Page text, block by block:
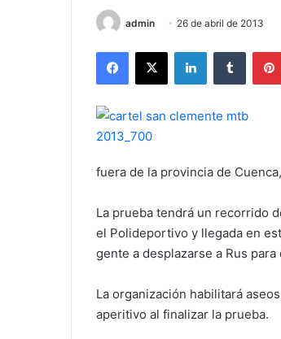
admin 26 de abril de 2013
fuera de la provincia de
La prueba tendrá un recorrido
el Polideportivo y llegada en
gente a desplazarse a Rus
La organización habilitará
aperitivo al finalizar la prueba.